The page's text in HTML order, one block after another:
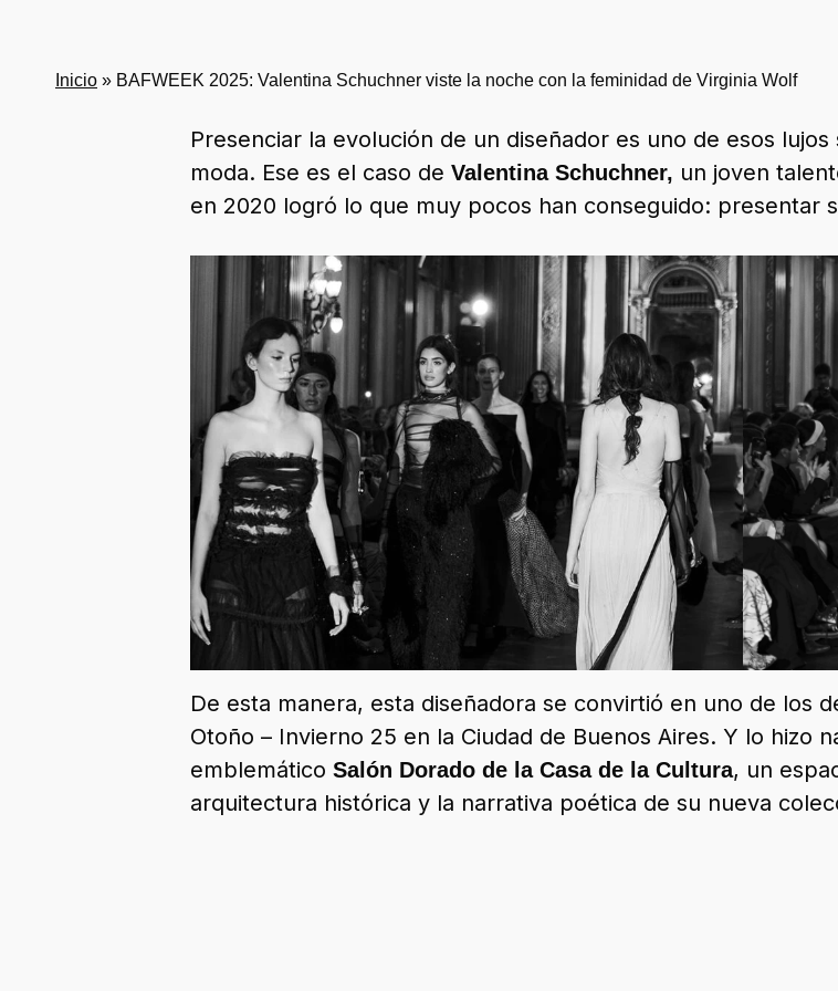
Inicio » BAFWEEK 2025: Valentina Schuchner viste la noche con la feminidad de Virginia Wolf
Presenciar la evolución de un diseñador es uno de esos
moda. Ese es el caso deValentina Schuchner, un joven
en 2020 logró lo que muy pocos han conseguido: presentar
De esta manera, esta diseñadora se convirtió en uno de los
Otoño – Invierno 25 en la Ciudad de Buenos Aires. Y lo hizo
emblemáticoSalón Dorado de la Casa de la Cultura, un
arquitectura histórica y la narrativa poética de su nueva